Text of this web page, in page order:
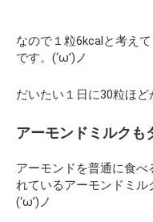
なので１粒6kcalと考え
です。(‘ω’)ノ
だいたい１日に30粒ほど
アーモンドミルクも
アーモンドを普通に食
れているアーモンドミ
(‘ω’)ノ